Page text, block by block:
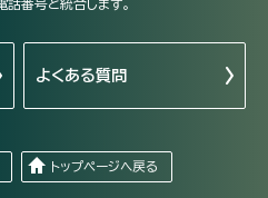
番号と統合します。
よくある質問
トップページへ戻る